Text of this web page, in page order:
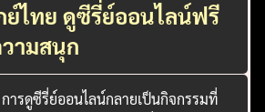
ไทย ดูซีรี่ย์ออนไลน์ฟรี
ามสนุก
ารดูซีรี่ย์ออนไลน์กลายเป็นกิจกรรมที่